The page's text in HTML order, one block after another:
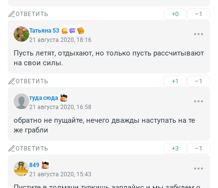
ОТВЕТИТЬ +0 –1
Татьяна 53
21 августа 2020, 18:16
Пусть летят, отдыхают, но только пусть рассчитывают
на свои силы.
ОТВЕТИТЬ +1 –1
туда сюда
21 августа 2020, 16:58
обратно не пущайте, нечего дважды наступать на те
же грабли
ОТВЕТИТЬ +3 –1
849
21 августа 2020, 15:43